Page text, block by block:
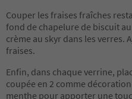
Couper les fraises fraîches
fond de chapelure de biscuit
crème au skyr dans les verres.
fraises.
Enfin, dans chaque verrine,
coupée en 2 comme
menthe pour apporter une